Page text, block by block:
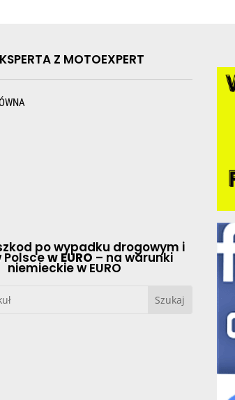
Z MOTOEXPERT
po wypadku drogowym i
Polscew EURO – na warunki
niemieckie w EURO